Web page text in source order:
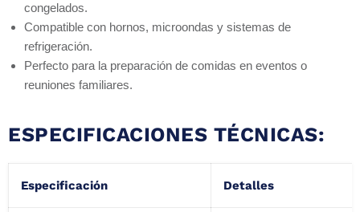
congelados.
Compatible con hornos, microondas y sistemas de
refrigeración.
Perfecto para la preparación de comidas en eventos o
reuniones familiares.
ESPECIFICACIONES TÉCNICAS:
Especificación Detalles